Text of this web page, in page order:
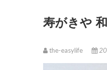
寿がきや
the-easylife